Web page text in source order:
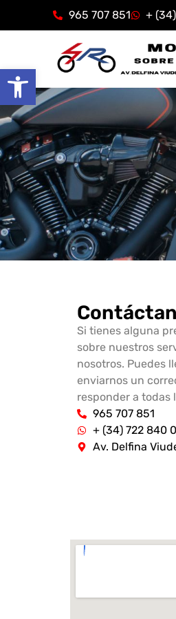
Abrir barra de herramientas
965 707 851 +
Si tienes alguna
sobre nuestros
nosotros. Puedes
enviarnos un
responder a todas
965 707 851
+ (34) 722 840
Av. Delfina